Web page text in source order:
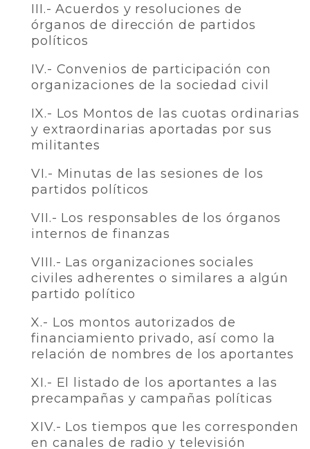
III.- Acuerdos y resoluciones de
órganos de dirección de partidos
políticos
IV.- Convenios de participación con
organizaciones de la sociedad civil
IX.- Los Montos de las cuotas ordinarias
y extraordinarias aportadas por sus
militantes
VI.- Minutas de las sesiones de los
partidos políticos
VII.- Los responsables de los órganos
internos de finanzas
VIII.- Las organizaciones sociales
civiles adherentes o similares a algún
partido político
X.- Los montos autorizados de
financiamiento privado, así como la
relación de nombres de los aportantes
XI.- El listado de los aportantes a las
precampañas y campañas políticas
XIV.- Los tiempos que les corresponden
en canales de radio y televisión